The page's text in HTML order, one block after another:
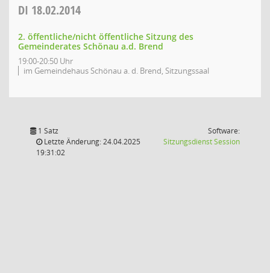
DI 18.02.2014
2. öffentliche/nicht öffentliche Sitzung des
Gemeinderates Schönau a.d. Brend
19:00-20:50 Uhr
im Gemeindehaus Schönau a. d. Brend, Sitzungssaal
1 Satz
Letzte Änderung: 24.04.2025
19:31:02
Software:
SitzungsdienstSession(Wird in